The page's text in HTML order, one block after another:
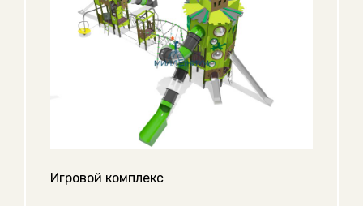
Игровой комплекс